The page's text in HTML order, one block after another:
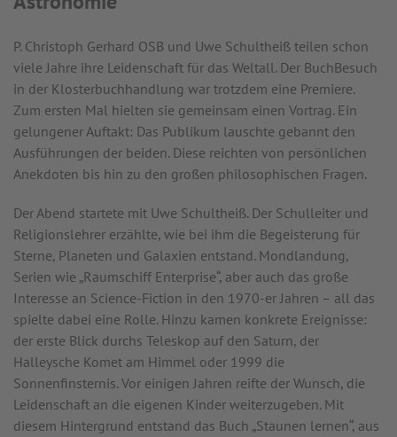
P. Christoph Gerhard OSB und Uwe Schultheiß teilen schon
viele Jahre ihre Leidenschaft für das Weltall. Der BuchBesuch
in der Klosterbuchhandlung war trotzdem eine Premiere.
Zum ersten Mal hielten sie gemeinsam einen Vortrag. Ein
gelungener Auftakt: Das Publikum lauschte gebannt den
Ausführungen der beiden. Diese reichten von persönlichen
Anekdoten bis hin zu den großen philosophischen Fragen.
Der Abend startete mit Uwe Schultheiß. Der Schulleiter und
Religionslehrer erzählte, wie bei ihm die Begeisterung für
Sterne, Planeten und Galaxien entstand. Mondlandung,
Serien wie „Raumschiff Enterprise“, aber auch das große
Interesse an Science-Fiction in den 1970-er Jahren – all das
spielte dabei eine Rolle. Hinzu kamen konkrete Ereignisse:
der erste Blick durchs Teleskop auf den Saturn, der
Halleysche Komet am Himmel oder 1999 die
Sonnenfinsternis. Vor einigen Jahren reifte der Wunsch, die
Leidenschaft an die eigenen Kinder weiterzugeben. Mit
diesem Hintergrund entstand das Buch „Staunen lernen“, aus